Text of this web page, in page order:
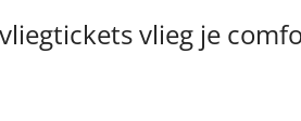
vlieg je